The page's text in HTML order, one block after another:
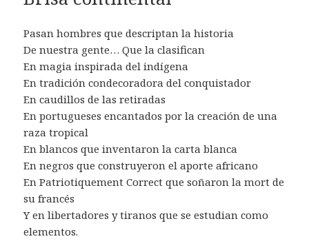
Pasan hombres que descriptan la historia
De nuestra gente… Que la clasifican
En magia inspirada del indígena
En tradición condecoradora del conquistador
En caudillos de las retiradas
En portugueses encantados por la creación de una
raza tropical
En blancos que inventaron la carta blanca
En negros que construyeron el aporte africano
En Patriotiquement Correct que soñaron la mort de
su francés
Y en libertadores y tiranos que se estudian como
elementos.